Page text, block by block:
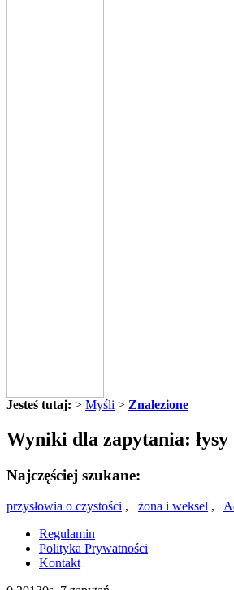
Jesteś tutaj: > Myśli > Znalezione
Wyniki dla zapytania: łysy
Najczęściej szukane:
przysłowia o czystości , żona i weksel ,
Regulamin
Polityka Prywatności
Kontakt